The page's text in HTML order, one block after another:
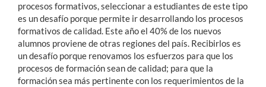
procesos formativos, seleccionar a estudiantes de este tipo
es un desafío porque permite ir desarrollando los procesos
formativos de calidad. Este año el 40% de los nuevos
alumnos proviene de otras regiones del país. Recibirlos es
un desafío porque renovamos los esfuerzos para que los
procesos de formación sean de calidad; para que la
formación sea más pertinente con los requerimientos de la